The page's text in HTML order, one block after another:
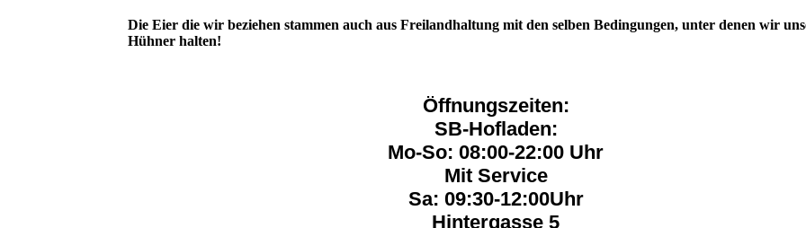
Die Eier die wir beziehen stammen auch aus Freilandhaltung mit den selben Bedingungen, unter denen wir
Hühner halten!
Öffnungszeiten:
SB-Hofladen:
Mo-So: 08:00-22:00 Uhr
Mit Service
Sa: 09:30-12:00Uhr
Hintergasse 5